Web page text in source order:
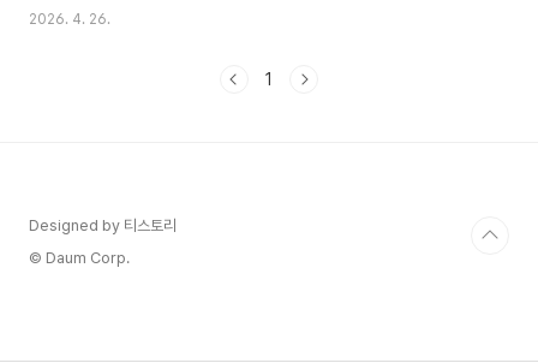
드립니다.왜 채권을 모르면 투자가 불완전한가요?많은 분들이 재테크를 시작
시 채권에 배분하는 데에는 분명한 이유가 있습니다. 주식 시장이 폭락하는 순
2026. 4. 26.
1
Designed by 티스토리
© Daum Corp.